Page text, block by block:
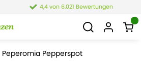
4,4 von 6.021 Bewertungen
Peperomia Pepperspot